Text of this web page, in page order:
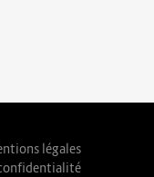
légales